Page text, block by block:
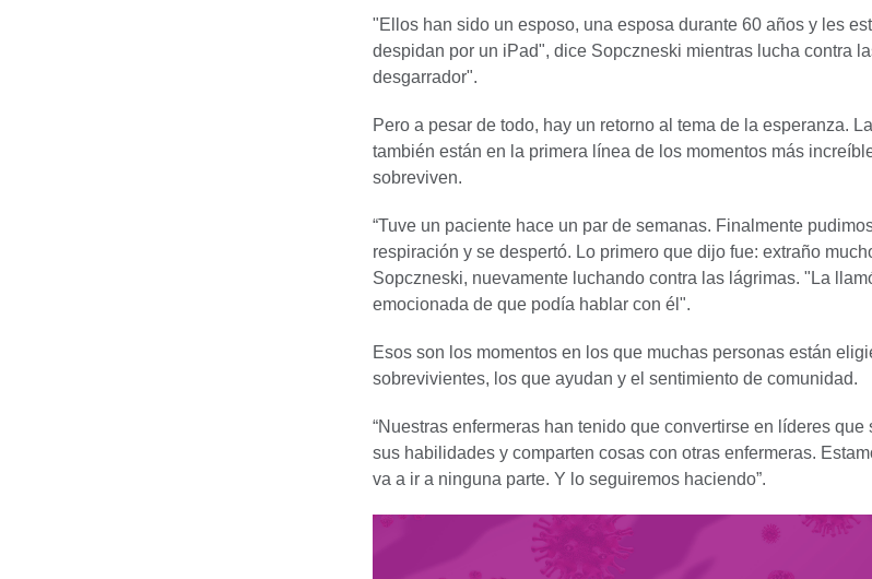
"Ellos han sido un esposo, una esposa durante 60 años y les
despidan por un iPad", dice Sopczneski mientras lucha contra
desgarrador".
Pero a pesar de todo, hay un retorno al tema de la esperanza.
también están en la primera línea de los momentos más
sobreviven.
“Tuve un paciente hace un par de semanas. Finalmente
respiración y se despertó. Lo primero que dijo fue: extraño
Sopczneski, nuevamente luchando contra las lágrimas. "La
emocionada de que podía hablar con él".
Esos son los momentos en los que muchas personas están
sobrevivientes, los que ayudan y el sentimiento de comunidad.
“Nuestras enfermeras han tenido que convertirse en líderes
sus habilidades y comparten cosas con otras enfermeras.
va a ir a ninguna parte. Y lo seguiremos haciendo”.